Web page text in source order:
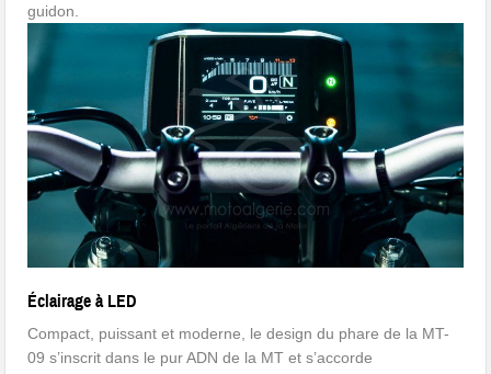
guidon.
Éclairage à LED
Compact, puissant et moderne, le design du phare de la MT-
09 s’inscrit dans le pur ADN de la MT et s’accorde